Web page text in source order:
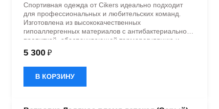
Спортивная одежда от Cikers идеально подходит
для профессиональных и любительских команд.
Изготовлена из высококачественных
гипоаллергенных материалов с антибактериальной
пропиткой, обеспечивающей терморегуляцию и
быстрое влагоотведение. Одежда обладает
эластичностью в 5 направлениях и стильным
дизайном.
5 300 ₽
В КОРЗИНУ